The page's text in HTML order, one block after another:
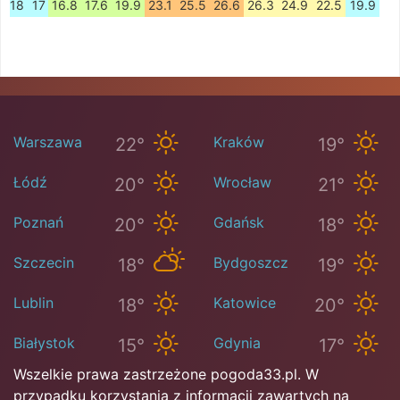
18 17 16.8 17.6 19.9 23.1 25.5 26.6 26.3 24.9 22.5 19.9
Warszawa 22° Kraków 19°
Łódź 20° Wrocław 21°
Poznań 20° Gdańsk 18°
Szczecin 18° Bydgoszcz 19°
Lublin 18° Katowice 20°
Białystok 15° Gdynia 17°
Wszelkie prawa zastrzeżone pogoda33.pl. W
przypadku korzystania z informacji zawartych na